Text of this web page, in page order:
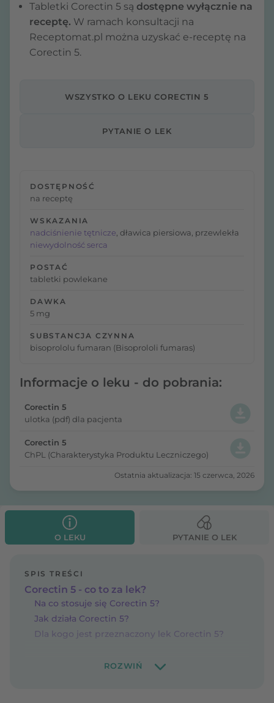
Tabletki Corectin 5 są dostępne wyłącznie na
receptę. W ramach konsultacji na
Receptomat.pl można uzyskać e-receptę na
Corectin 5.
WSZYSTKO O LEKU CORECTIN 5
PYTANIE O LEK
DOSTĘPNOŚĆ
na receptę
WSKAZANIA
nadciśnienie tętnicze , dławica piersiowa, przewlekła
niewydolność serca
POSTAĆ
tabletki powlekane
DAWKA
5 mg
SUBSTANCJA CZYNNA
bisoprololu fumaran (Bisoprololi fumaras)
Informacje o leku - do pobrania:
Corectin 5
ulotka (pdf) dla pacjenta
Corectin 5
ChPL (Charakterystyka Produktu Leczniczego)
Ostatnia aktualizacja: 15 czerwca, 2026
O LEKU PYTANIE O LEK
SPIS TREŚCI
Corectin 5 - co to za lek?
Na co stosuje się Corectin 5?
Jak działa Corectin 5?
Dla kogo jest przeznaczony lek Corectin 5?